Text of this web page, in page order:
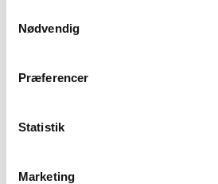
Nødvendig
Præferencer
Statistik
Marketing
30 35 28 18
Tilmeld dig nyhedsbrevet